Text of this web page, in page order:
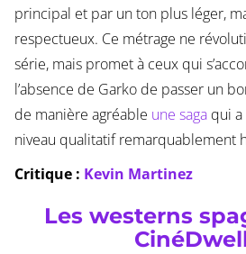
principal et par un ton plus léger,
respectueux. Ce métrage ne
série, mais promet à ceux qui
l’absence de Garko de passer un
de manière agréable une sagaqui a
niveau qualitatif remarquablement
Critique : Kevin Martinez
Les westerns